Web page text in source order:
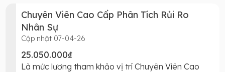
Chuyên Viên Cao Cấp Phân Tích Rủi Ro
Nhân Sự
Cập nhật 07-04-26
25.050.000₫
Là mức lương tham khảo vị trí Chuyên Viên Cao